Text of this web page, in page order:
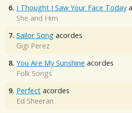
6. I Thought I Saw Your Face Today
She and Him
7. Sailor Song acordes
Gigi Perez
8. You Are My Sunshine acordes
Folk Songs
9. Perfect acordes
Ed Sheeran